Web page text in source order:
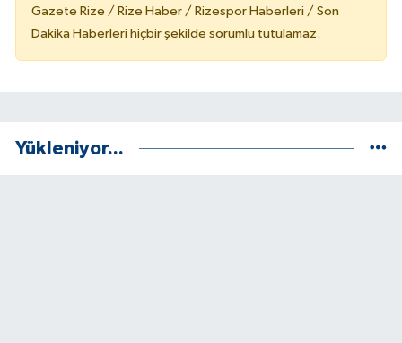
Gazete Rize / Rize Haber / Rizespor Haberleri / Son
Dakika Haberleri hiçbir şekilde sorumlu tutulamaz.
Yükleniyor...